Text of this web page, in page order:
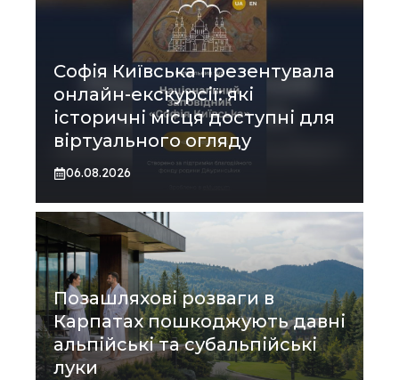
Софія Київська презентувала
онлайн-екскурсії: які
історичні місця доступні для
віртуального огляду
06.08.2026
Позашляхові розваги в
Карпатах пошкоджують давні
альпійські та субальпійські
луки